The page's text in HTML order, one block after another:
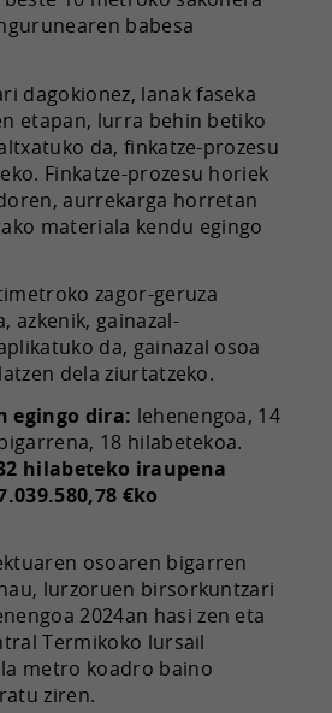
babesa
dagokionez, lanak faseka
etapan, lurra behin betiko
da, finkatze-prozesu
Finkatze-prozesu horiek
aurrekarga horretan
materiala kendu egingo
zagor-geruza
azkenik, gainazal-
da, gainazal osoa
dela ziurtatzeko.
egingo dira: lehenengoa, 14
18 hilabetekoa.
hilabeteko iraupena
€ko
osoaren bigarren
lurzoruen birsorkuntzari
2024an hasi zen eta
Termikoko lursail
metro koadro baino
ziren.